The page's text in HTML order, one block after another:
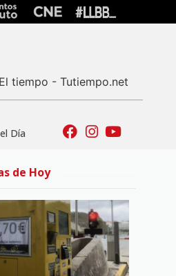
El tiempo - Tutiempo.net
Día
de Hoy